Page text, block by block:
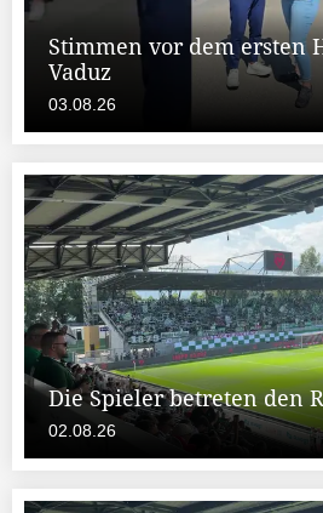
Stimmen vor dem ersten
Vaduz
03.08.26
Die Spieler betreten den
02.08.26